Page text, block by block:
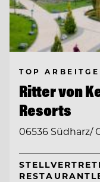
TOP
Ritter von
Resorts
06536 Südharz/